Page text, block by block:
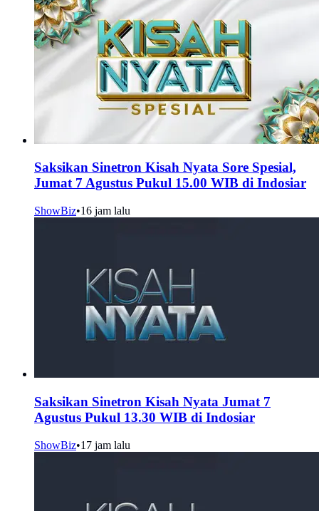
Saksikan Sinetron Kisah Nyata Sore Spesial,
Jumat 7 Agustus Pukul 15.00 WIB di Indosiar
ShowBiz•16 jam lalu
Saksikan Sinetron Kisah Nyata Jumat 7
Agustus Pukul 13.30 WIB di Indosiar
ShowBiz•17 jam lalu